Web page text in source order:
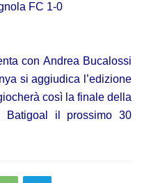
FC 1-0
con Andrea Bucalossi
si aggiudica l’edizione
così la finale della
Batigoal il prossimo 30